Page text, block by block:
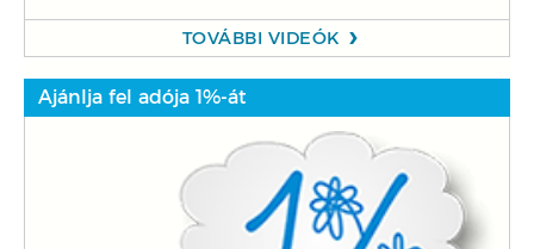
TOVÁBBI VIDEÓK
Ajánlja fel adója 1%-át